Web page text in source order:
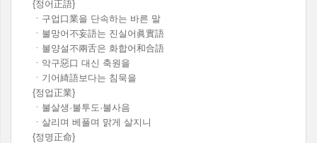
{정어正語}
ㆍ구업口業을 단속하는 바른 말
ㆍ불망어不妄語는 진실어眞實語
ㆍ불양설不兩舌은 화합어和合語
ㆍ악구惡口 대신 축원을
ㆍ기어綺語보다는 침묵을
{정업正業}
ㆍ불살생·불투도·불사음
ㆍ살리며 베풀며 맑게 살지니
{정명正命}